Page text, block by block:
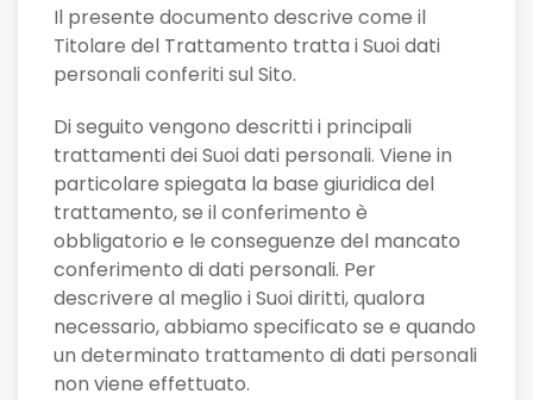
Il presente documento descrive come il
Titolare del Trattamento tratta i Suoi dati
personali conferiti sul Sito.
Di seguito vengono descritti i principali
trattamenti dei Suoi dati personali. Viene in
particolare spiegata la base giuridica del
trattamento, se il conferimento è
obbligatorio e le conseguenze del mancato
conferimento di dati personali. Per
descrivere al meglio i Suoi diritti, qualora
necessario, abbiamo specificato se e quando
un determinato trattamento di dati personali
non viene effettuato.